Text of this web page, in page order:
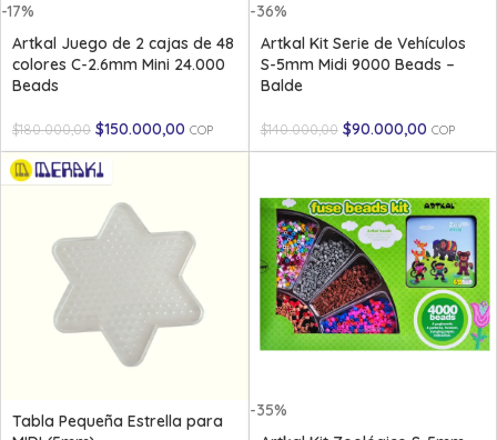
-17%
Artkal Juego de 2 cajas de 48
colores C-2.6mm Mini 24.000
Beads
$180.000,00 $150.000,00 COP
-36%
Artkal Kit Serie de Vehículos
S-5mm Midi 9000 Beads –
Balde
$140.000,00 $90.000,00 COP
Tabla Pequeña Estrella para
-35%